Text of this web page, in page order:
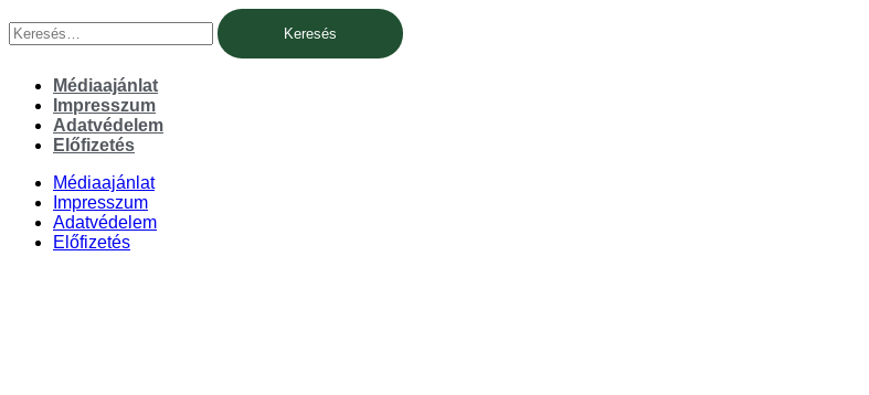
a
Médiaajánlat
Impresszum
Adatvédelem
Előfizetés
Médiaajánlat
Impresszum
Adatvédelem
Előfizetés